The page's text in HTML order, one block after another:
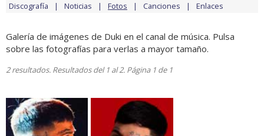
Discografía Noticias Fotos Canciones Enlaces
Galería de imágenes de Duki en el canal de música. Pulsa
sobre las fotografías para verlas a mayor tamaño.
2 resultados. Resultados del 1 al 2. Página 1 de 1